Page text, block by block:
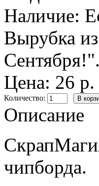
Наличие:
Вырубка
Цена: 26 р.
Количество:
Описание
чипборда.